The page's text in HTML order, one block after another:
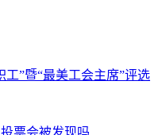
工”暨“最美工会主席”评选
票会被发现吗